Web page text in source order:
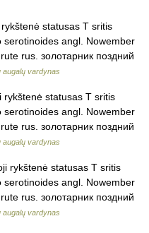
statusas T sritis
angl. Nowember
rus. золотарник поздний
augalų vardynas
statusas T sritis
angl. Nowember
rus. золотарник поздний
augalų vardynas
rykštenė statusas T sritis
angl. Nowember
rus. золотарник поздний
augalų vardynas